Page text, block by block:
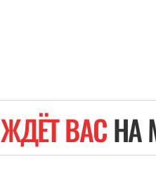
ЖДЁТ ВАСНА